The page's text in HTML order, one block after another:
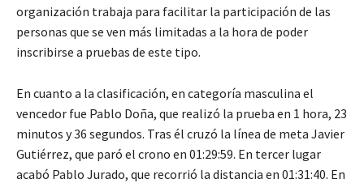
organización trabaja para facilitar la participación de las
personas que se ven más limitadas a la hora de poder
inscribirse a pruebas de este tipo.
En cuanto a la clasificación, en categoría masculina el
vencedor fue Pablo Doña, que realizó la prueba en 1 hora, 23
minutos y 36 segundos. Tras él cruzó la línea de meta Javier
Gutiérrez, que paró el crono en 01:29:59. En tercer lugar
acabó Pablo Jurado, que recorrió la distancia en 01:31:40. En